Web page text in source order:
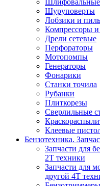
Шуруповерты
Лобзики и
Компрессоры и
Дрели сетевые
Перфораторы
Мотопомпы
Генераторы
Фонарики
Станки точила
Рубанки
Плиткорезы
Сверлильные
Клеевые
Бензотехника.
Запчасти для
2Т техники
Запчасти для
другой 4Т